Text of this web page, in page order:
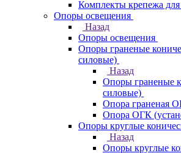
Комплекты крепежа
Опоры освещения
Назад
Опоры освещения
Опоры граненые
силовые)
Назад
Опоры граненые
силовые)
Опора граненая
Опора ОГК
Опоры круглые
Назад
Опоры круглые